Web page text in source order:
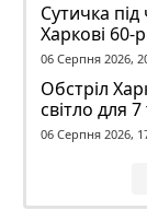
Сутичка
Харкові 60-
конфлікті з
06 Серпня 2026,
Обстріл
світло для
06 Серпня 2026,